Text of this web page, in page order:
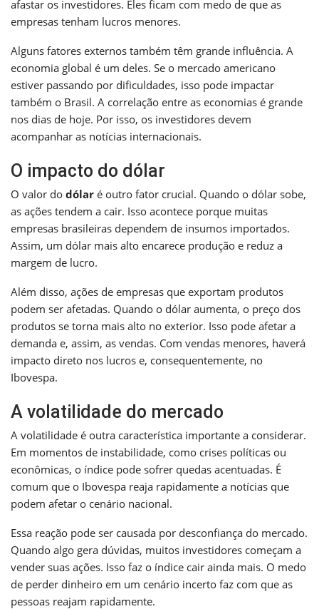
afastar os investidores. Eles ficam com medo de que as
empresas tenham lucros menores.
Alguns fatores externos também têm grande influência. A
economia global é um deles. Se o mercado americano
estiver passando por dificuldades, isso pode impactar
também o Brasil. A correlação entre as economias é grande
nos dias de hoje. Por isso, os investidores devem
acompanhar as notícias internacionais.
O impacto do dólar
O valor do dólar é outro fator crucial. Quando o dólar sobe,
as ações tendem a cair. Isso acontece porque muitas
empresas brasileiras dependem de insumos importados.
Assim, um dólar mais alto encarece produção e reduz a
margem de lucro.
Além disso, ações de empresas que exportam produtos
podem ser afetadas. Quando o dólar aumenta, o preço dos
produtos se torna mais alto no exterior. Isso pode afetar a
demanda e, assim, as vendas. Com vendas menores, haverá
impacto direto nos lucros e, consequentemente, no
Ibovespa.
A volatilidade do mercado
A volatilidade é outra característica importante a considerar.
Em momentos de instabilidade, como crises políticas ou
econômicas, o índice pode sofrer quedas acentuadas. É
comum que o Ibovespa reaja rapidamente a notícias que
podem afetar o cenário nacional.
Essa reação pode ser causada por desconfiança do mercado.
Quando algo gera dúvidas, muitos investidores começam a
vender suas ações. Isso faz o índice cair ainda mais. O medo
de perder dinheiro em um cenário incerto faz com que as
pessoas reajam rapidamente.